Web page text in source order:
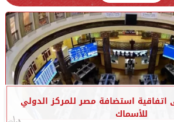
اتفاقية استضافة مصر للمركز الدولي
للأسماك